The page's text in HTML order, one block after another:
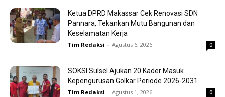
Ketua DPRD Makassar Cek Renovasi SDN
Pannara, Tekankan Mutu Bangunan dan
Keselamatan Kerja
Tim Redaksi - Agustus 6, 2026 0
SOKSI Sulsel Ajukan 20 Kader Masuk
Kepengurusan Golkar Periode 2026-2031
Tim Redaksi - Agustus 1, 2026 0